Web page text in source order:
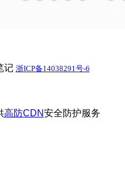
记 浙ICP备14038291号-6
高防CDN安全防护服务